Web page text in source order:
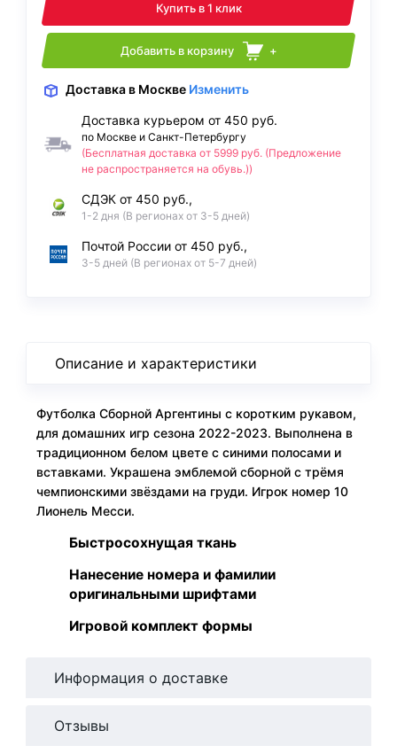
Купить в 1 клик
Добавить в корзину +
Доставка в Москве Изменить
Доставка курьером от 450 руб.
по Москве и Санкт-Петербургу
(Бесплатная доставка от 5999 руб. (Предложение
не распространяется на обувь.))
СДЭК от 450 руб.,
1-2 дня (В регионах от 3-5 дней)
Почтой России от 450 руб.,
3-5 дней (В регионах от 5-7 дней)
Описание и характеристики
Футболка Сборной Аргентины с коротким рукавом,
для домашних игр сезона 2022-2023. Выполнена в
традиционном белом цвете с синими полосами и
вставками. Украшена эмблемой сборной с трёмя
чемпионскими звёздами на груди. Игрок номер 10
Лионель Месси.
Быстросохнущая ткань
Нанесение номера и фамилии
оригинальными шрифтами
Игровой комплект формы
Информация о доставке
Отзывы